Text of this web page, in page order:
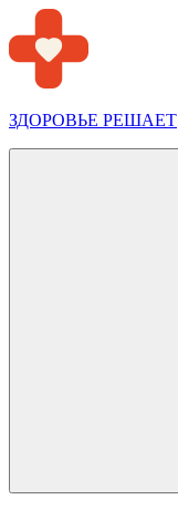
Перейти
к
содержимому
ЗДОРОВЬЕ РЕШАЕТ